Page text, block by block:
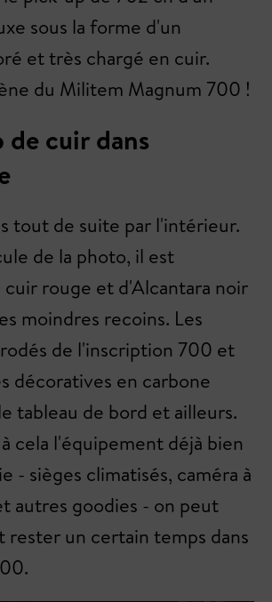
sous la forme d'un
et très chargé en cuir.
du Militem Magnum 700 !
de cuir dans
tout de suite par l'intérieur.
de la photo, il est
rouge et d'Alcantara noir
moindres recoins. Les
de l'inscription 700 et
décoratives en carbone
tableau de bord et ailleurs.
cela l'équipement déjà bien
- sièges climatisés, caméra à
autres goodies - on peut
rester un certain temps dans